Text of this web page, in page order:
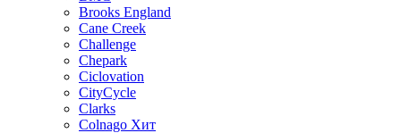
Brooks England
Cane Creek
Challenge
Chepark
Ciclovation
CityCycle
Clarks
Colnago Хит